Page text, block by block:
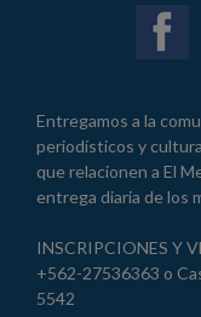
Entregamos a la
periodísticos y
que relacionen a El
entrega diaria de los
INSCRIPCIONES Y
+562-27536363 o
5542